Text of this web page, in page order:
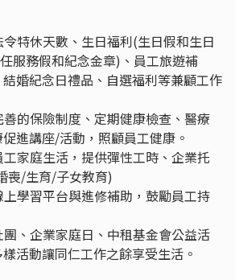
特休天數、生日福利(生日假和生日
服務假和紀念金章)、員工旅遊補
婚紀念日禮品、自選福利等兼顧工作
的保險制度、定期健康檢查、醫療
進講座/活動，照顧員工健康。
家庭生活，提供彈性工時、企業托
喪/生育/子女教育)
學習平台與進修補助，鼓勵員工持
、企業家庭日、中租基金會公益活
活動讓同仁工作之餘享受生活。